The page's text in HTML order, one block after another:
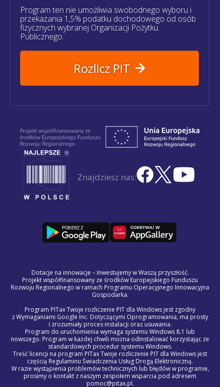
Program ten nie umożliwia swobodnego wyboru i
przekazania 1,5% podatku dochodowego od osób
fizycznych wybranej Organizacji Pożytku
Publicznego.
Rozlicz PIT
Znajdziesz nas:
Dotacje na innowacje – Inwestujemy w Waszą przyszłość.
Projekt współfinansowany ze środków Europejskiego Funduszu
Rozwoju Regionalnego w ramach Programu Operacyjnego Innowacyjna
Gospodarka.
Program PITax Twoje rozliczenie PIT dla Windows jest zgodny
z Wymaganiami Google Inc. Dotyczącymi Oprogramowania, ma prosty
i zrozumiały proces instalacji oraz usuwania.
Program do uruchomienia wymaga systemu Windows 8.1 lub
nowszego. Program w każdej chwili można odinstalować korzystając ze
standardowych procedur systemu Windows.
Treść licencji na program PITax Twoje rozliczenie PIT dla Windows jest
częścią Regulaminu Świadczenia Usług Drogą Elektroniczną.
W razie wystąpienia problemów technicznych lub błędów w programie,
prosimy o kontakt z naszym zespołem wsparcia pod adresem
pomoc@pitax.pl.